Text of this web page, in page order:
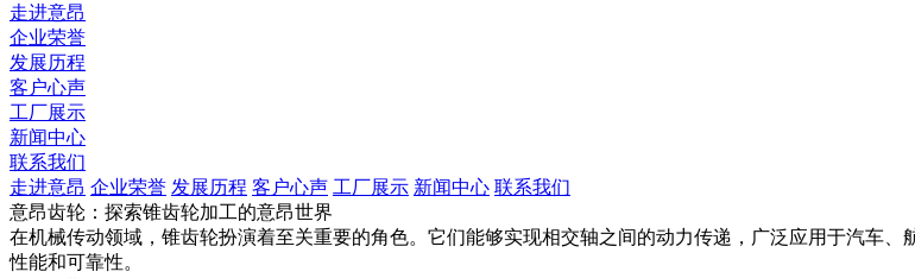
走进意昂
企业荣誉
发展历程
客户心声
工厂展示
新闻中心
联系我们
走进意昂 企业荣誉 发展历程 客户心声 工厂展示 新闻中心 联系我们
意昂齿轮：探索锥齿轮加工的意昂世界
在机械传动领域，锥齿轮扮演着至关重要的角色。它们能够实现相交轴之间的动力传递，广泛应用于汽车
性能和可靠性。